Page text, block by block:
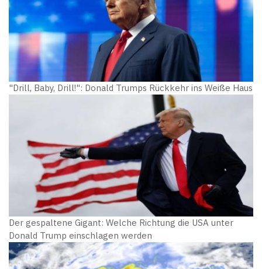
"Drill, Baby, Drill!": Donald Trumps Rückkehr ins Weiße Haus
Der gespaltene Gigant: Welche Richtung die USA unter
Donald Trump einschlagen werden